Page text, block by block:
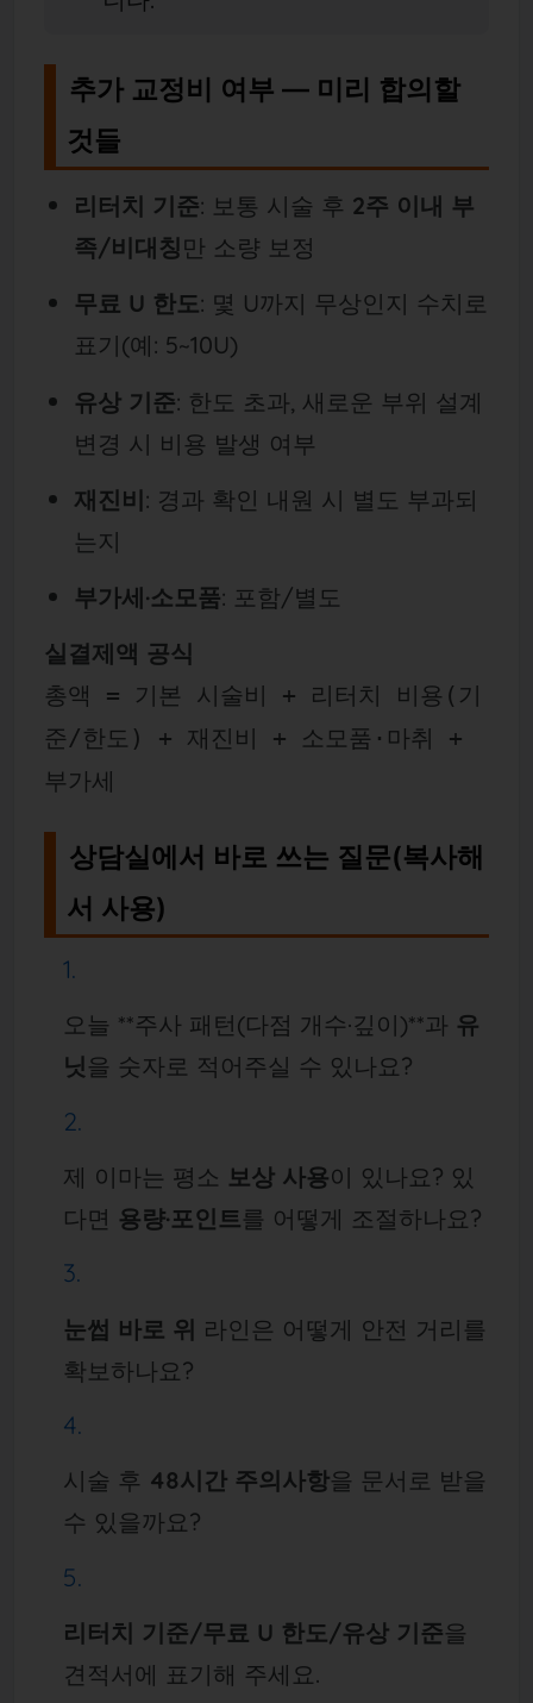
추가 교정비 여부 — 미리 합의할
것들
리터치 기준: 보통 시술 후 2주 이내 부
족/비대칭만 소량 보정
무료 U 한도: 몇 U까지 무상인지 수치로
표기(예: 5~10U)
유상 기준: 한도 초과, 새로운 부위 설계
변경 시 비용 발생 여부
재진비: 경과 확인 내원 시 별도 부과되
는지
부가세·소모품: 포함/별도
실결제액 공식
총액 = 기본 시술비 + 리터치 비용(기
준/한도) + 재진비 + 소모품·마취 +
부가세
상담실에서 바로 쓰는 질문(복사해
서 사용)
오늘 **주사 패턴(다점 개수·깊이)**과 유
닛을 숫자로 적어주실 수 있나요?
제 이마는 평소 보상 사용이 있나요? 있
다면 용량·포인트를 어떻게 조절하나요?
눈썹 바로 위 라인은 어떻게 안전 거리를
확보하나요?
시술 후 48시간 주의사항을 문서로 받을
수 있을까요?
리터치 기준/무료 U 한도/유상 기준을
견적서에 표기해 주세요.